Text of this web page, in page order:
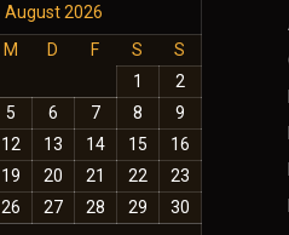
August 2026
M D F S
S
1
2
5 6 7 8
9
12 13 14 15
16
19 20 21 22
23
26 27 28 29
30